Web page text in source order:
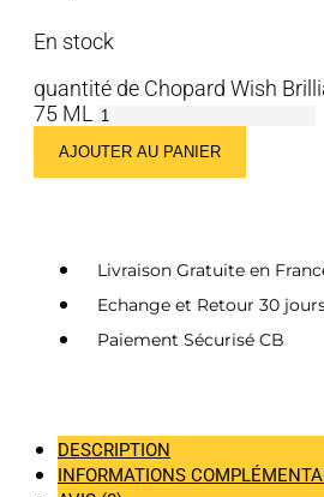
En stock
quantité de Chopard Wish
75 ML
AJOUTER AU PANIER
Livraison Gratuite en
Echange et Retour 30
Paiement Sécurisé CB
DESCRIPTION
INFORMATIONS